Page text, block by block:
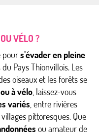
VÉLO ?
pours’évader en pleine
Pays Thionvillois. Les
oiseaux et les forêts se
à vélo , laissez-vous
variés , entre rivières
pittoresques. Que
ou amateur de